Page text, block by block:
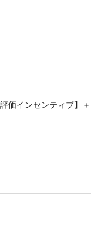
価インセンティブ】＋
当・月次インセン6,0